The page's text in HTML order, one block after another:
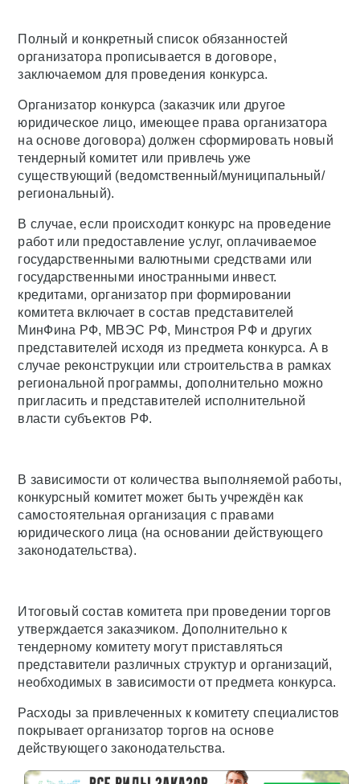
Полный и конкретный список обязанностей
организатора прописывается в договоре,
заключаемом для проведения конкурса.
Организатор конкурса (заказчик или другое
юридическое лицо, имеющее права организатора
на основе договора) должен сформировать новый
тендерный комитет или привлечь уже
существующий (ведомственный/муниципальный/
региональный).
В случае, если происходит конкурс на проведение
работ или предоставление услуг, оплачиваемое
государственными валютными средствами или
государственными иностранными инвест.
кредитами, организатор при формировании
комитета включает в состав представителей
МинФина РФ, МВЭС РФ, Минстроя РФ и других
представителей исходя из предмета конкурса. А в
случае реконструкции или строительства в рамках
региональной программы, дополнительно можно
пригласить и представителей исполнительной
власти субъектов РФ.
В зависимости от количества выполняемой работы,
конкурсный комитет может быть учреждён как
самостоятельная организация с правами
юридического лица (на основании действующего
законодательства).
Итоговый состав комитета при проведении торгов
утверждается заказчиком. Дополнительно к
тендерному комитету могут приставляться
представители различных структур и организаций,
необходимых в зависимости от предмета конкурса.
Расходы за привлеченных к комитету специалистов
покрывает организатор торгов на основе
действующего законодательства.